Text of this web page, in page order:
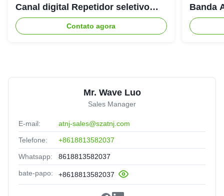
Canal digital Repetidor seletivo
Bda Pico
Contato agora
Banda
Mr. Wave Luo
Sales Manager
E-mail: atnj-sales@szatnj.com
Telefone: +8618813582037
Whatsapp: 8618813582037
bate-papo: +8618813582037